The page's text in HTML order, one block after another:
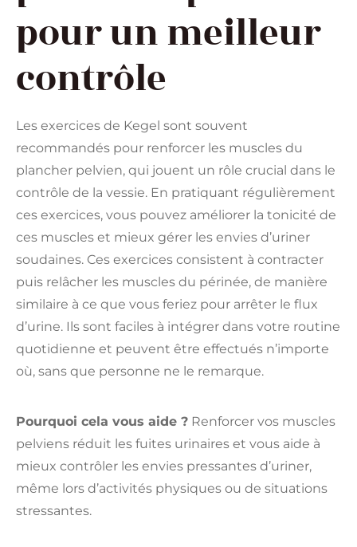
pour un meilleur
contrôle
Les exercices de Kegel sont souvent
recommandés pour renforcer les muscles du
plancher pelvien, qui jouent un rôle crucial dans le
contrôle de la vessie. En pratiquant régulièrement
ces exercices, vous pouvez améliorer la tonicité de
ces muscles et mieux gérer les envies d’uriner
soudaines. Ces exercices consistent à contracter
puis relâcher les muscles du périnée, de manière
similaire à ce que vous feriez pour arrêter le flux
d’urine. Ils sont faciles à intégrer dans votre routine
quotidienne et peuvent être effectués n’importe
où, sans que personne ne le remarque.
Pourquoi cela vous aide ? Renforcer vos muscles
pelviens réduit les fuites urinaires et vous aide à
mieux contrôler les envies pressantes d’uriner,
même lors d’activités physiques ou de situations
stressantes.